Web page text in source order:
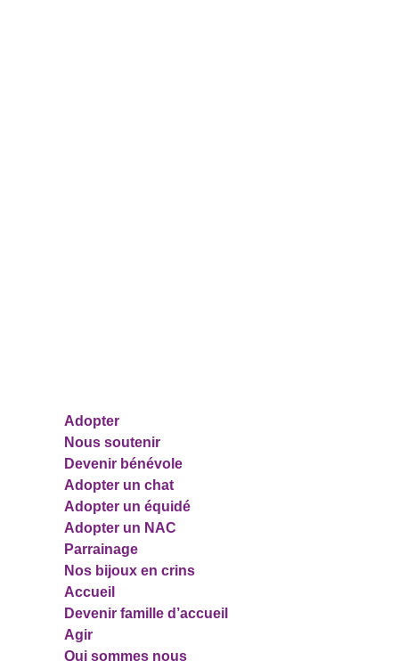
Adopter
Nous soutenir
Devenir bénévole
Adopter un chat
Adopter un équidé
Adopter un NAC
Parrainage
Nos bijoux en crins
Accueil
Devenir famille d’accueil
Agir
Qui sommes nous